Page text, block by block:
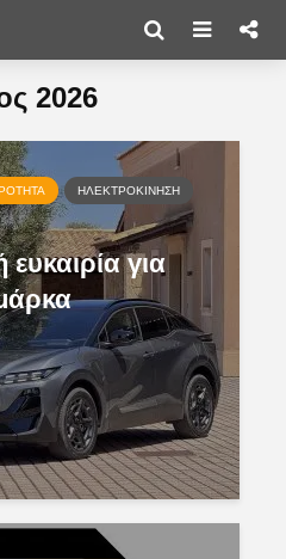
2026
ΗΛΕΚΤΡΟΚΊΝΗΣΗ
ευκαιρία για